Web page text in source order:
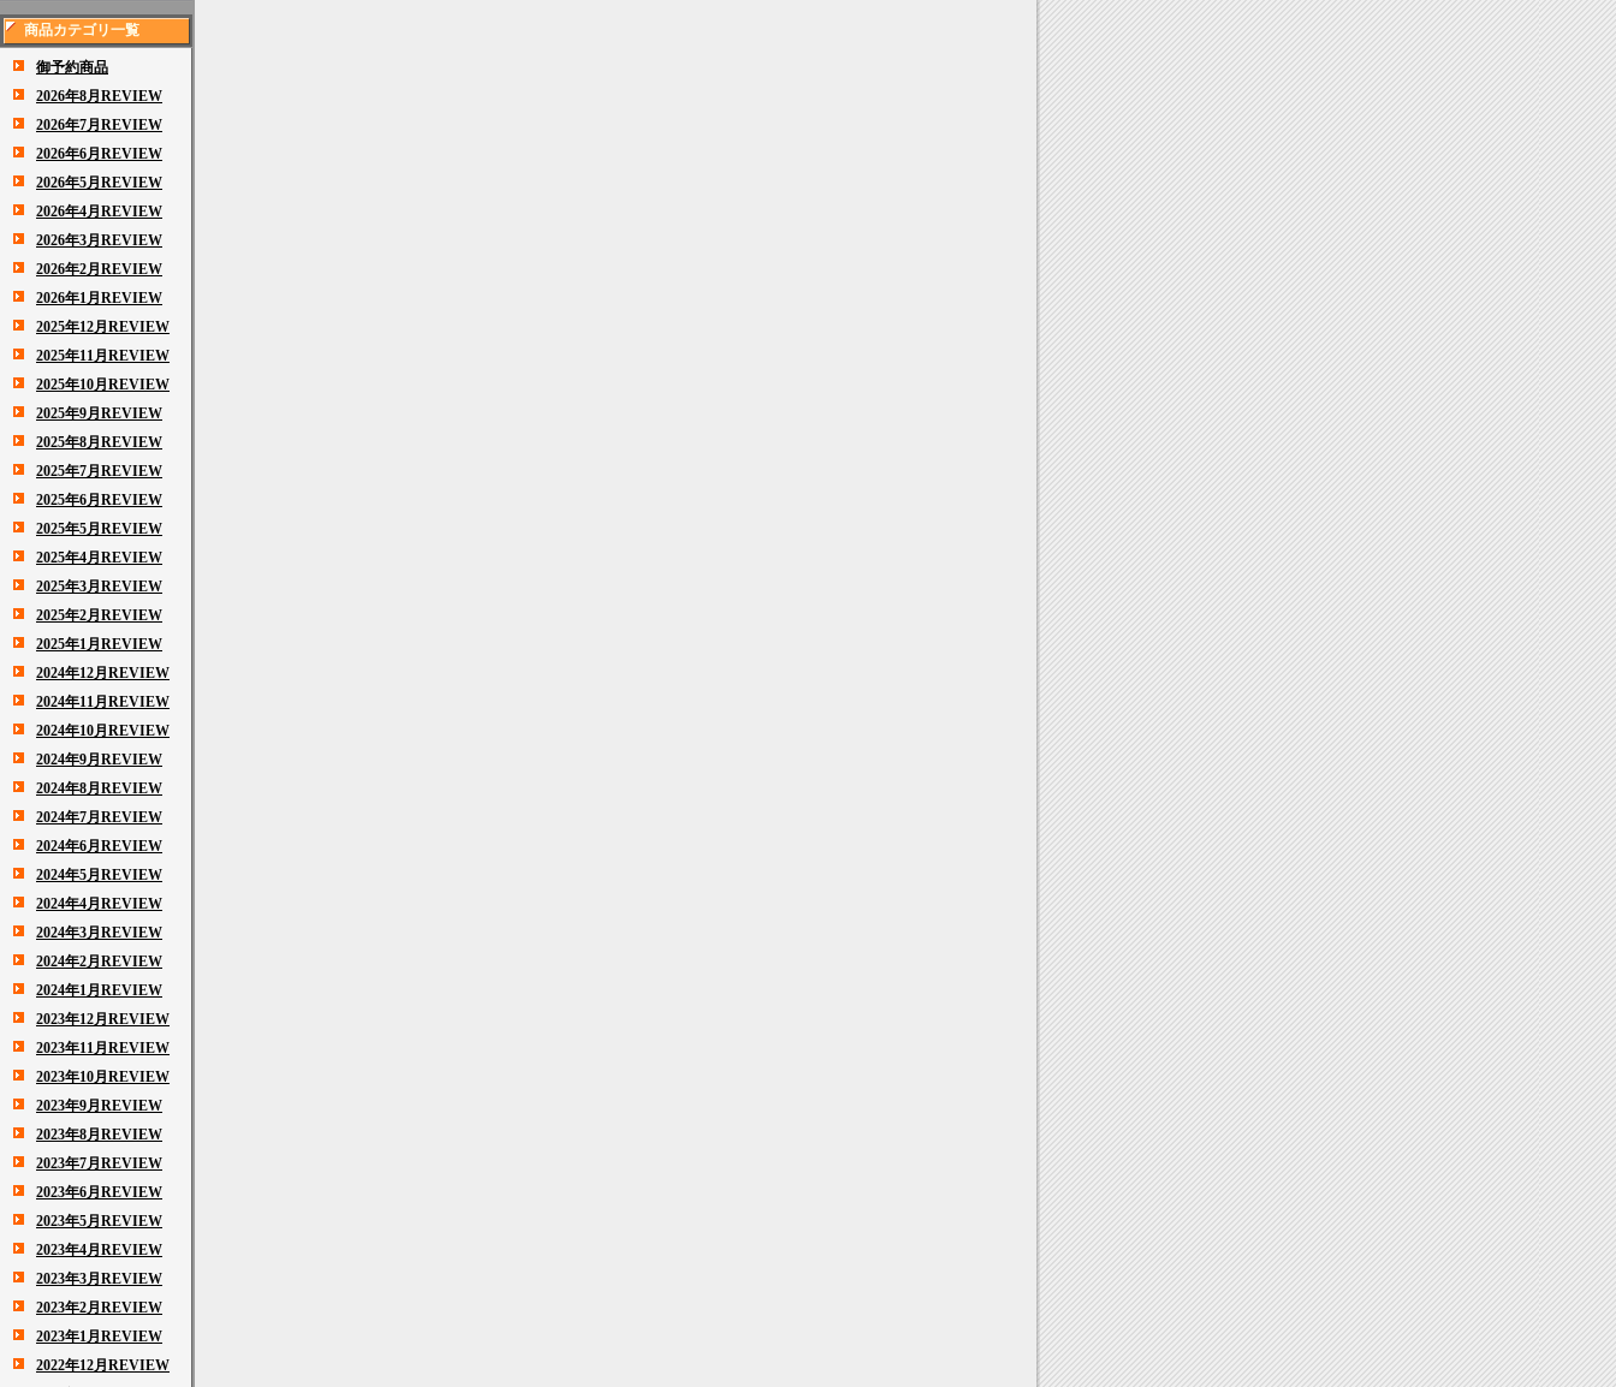
商品カテゴリ一覧
御予約商品
2026年8月REVIEW
2026年7月REVIEW
2026年6月REVIEW
2026年5月REVIEW
2026年4月REVIEW
2026年3月REVIEW
2026年2月REVIEW
2026年1月REVIEW
2025年12月REVIEW
2025年11月REVIEW
2025年10月REVIEW
2025年9月REVIEW
2025年8月REVIEW
2025年7月REVIEW
2025年6月REVIEW
2025年5月REVIEW
2025年4月REVIEW
2025年3月REVIEW
2025年2月REVIEW
2025年1月REVIEW
2024年12月REVIEW
2024年11月REVIEW
2024年10月REVIEW
2024年9月REVIEW
2024年8月REVIEW
2024年7月REVIEW
2024年6月REVIEW
2024年5月REVIEW
2024年4月REVIEW
2024年3月REVIEW
2024年2月REVIEW
2024年1月REVIEW
2023年12月REVIEW
2023年11月REVIEW
2023年10月REVIEW
2023年9月REVIEW
2023年8月REVIEW
2023年7月REVIEW
2023年6月REVIEW
2023年5月REVIEW
2023年4月REVIEW
2023年3月REVIEW
2023年2月REVIEW
2023年1月REVIEW
2022年12月REVIEW